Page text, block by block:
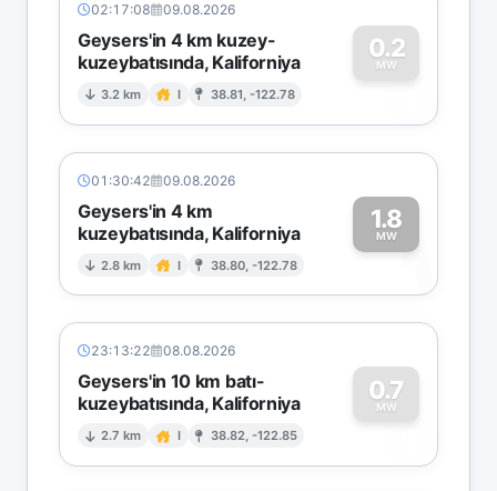
02:17:08 09.08.2026
Geysers'in 4 km kuzey-
kuzeybatısında, Kaliforniya
3.2 km I 38.81, -122.78
0.2
MW
0
01:30:42 09.08.2026
Geysers'in 4 km
kuzeybatısında, Kaliforniya
2.8 km I 38.80, -122.78
1.8
MW1
23:13:22 08.08.2026
Geysers'in 10 km batı-
kuzeybatısında, Kaliforniya
2.7 km I 38.82, -122.85
0.7
MW
0